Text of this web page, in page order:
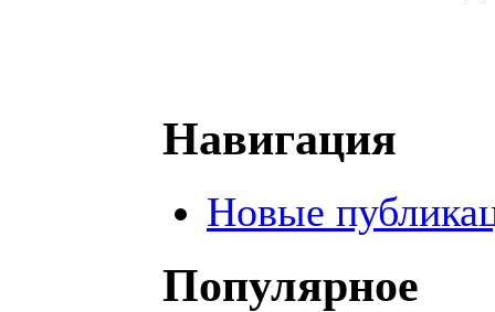
Навигация
Новые
Популярное